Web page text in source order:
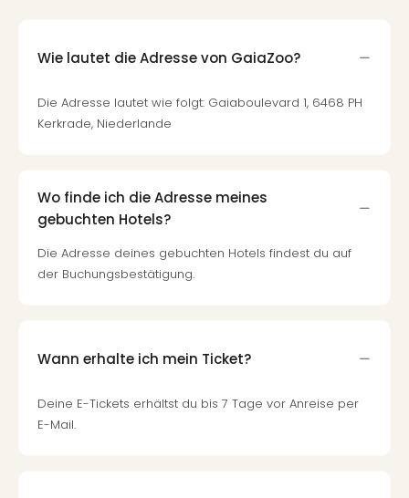
Wie lautet die Adresse von GaiaZoo?
Die Adresse lautet wie folgt: Gaiaboulevard 1, 6468 PH
Kerkrade, Niederlande
Wo finde ich die Adresse meines
gebuchten Hotels?
Die Adresse deines gebuchten Hotels findest du auf
der Buchungsbestätigung.
Wann erhalte ich mein Ticket?
Deine E-Tickets erhältst du bis 7 Tage vor Anreise per
E-Mail.